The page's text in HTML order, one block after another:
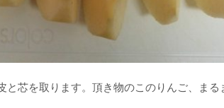
と芯を取ります。頂き物のこのりんご、まる